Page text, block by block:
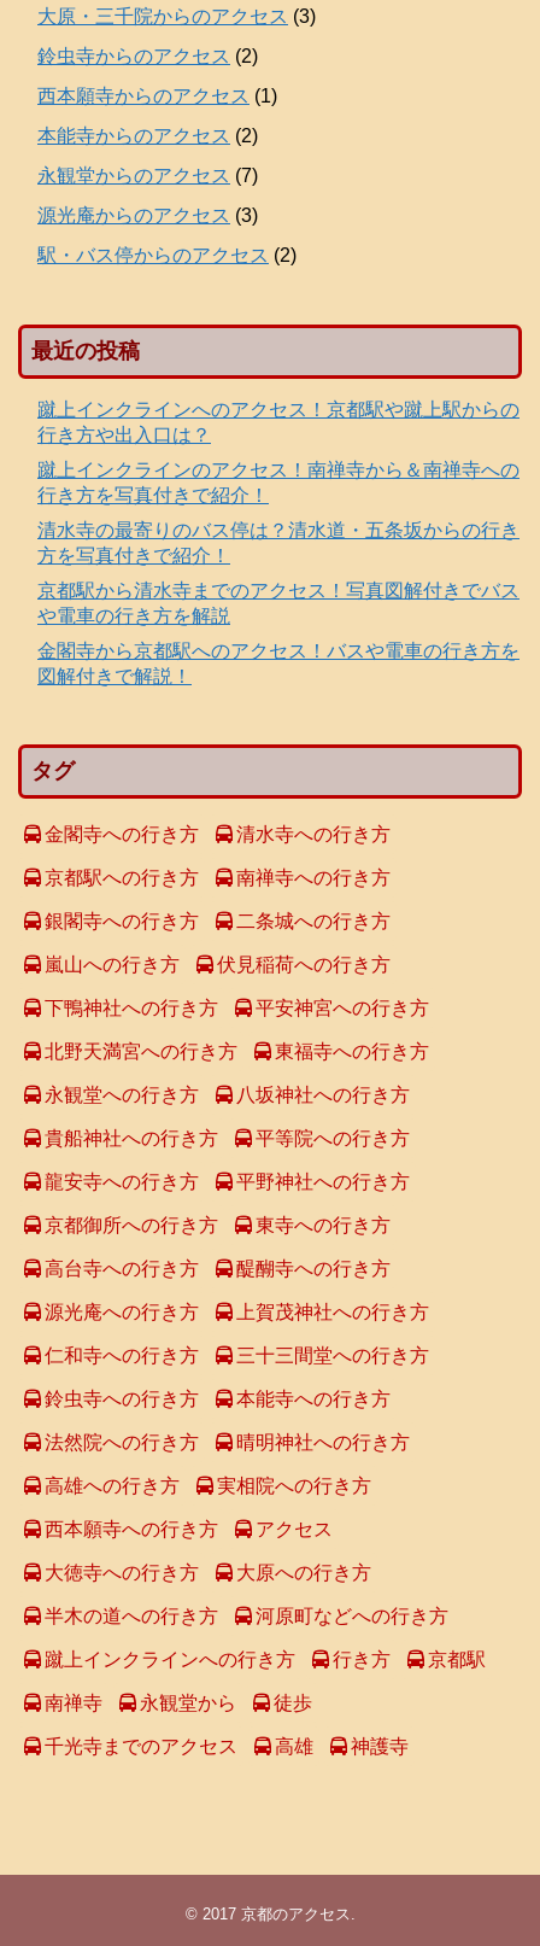
大原・三千院からのアクセス (3)
鈴虫寺からのアクセス (2)
西本願寺からのアクセス (1)
本能寺からのアクセス (2)
永観堂からのアクセス (7)
源光庵からのアクセス (3)
駅・バス停からのアクセス (2)
最近の投稿
蹴上インクラインへのアクセス！京都駅や蹴上駅からの
行き方や出入口は？
蹴上インクラインのアクセス！南禅寺から＆南禅寺への
行き方を写真付きで紹介！
清水寺の最寄りのバス停は？清水道・五条坂からの行き
方を写真付きで紹介！
京都駅から清水寺までのアクセス！写真図解付きでバス
や電車の行き方を解説
金閣寺から京都駅へのアクセス！バスや電車の行き方を
図解付きで解説！
タグ
金閣寺への行き方 清水寺への行き方
京都駅への行き方 南禅寺への行き方
銀閣寺への行き方 二条城への行き方
嵐山への行き方 伏見稲荷への行き方
下鴨神社への行き方 平安神宮への行き方
北野天満宮への行き方 東福寺への行き方
永観堂への行き方 八坂神社への行き方
貴船神社への行き方 平等院への行き方
龍安寺への行き方 平野神社への行き方
京都御所への行き方 東寺への行き方
高台寺への行き方 醍醐寺への行き方
源光庵への行き方 上賀茂神社への行き方
仁和寺への行き方 三十三間堂への行き方
鈴虫寺への行き方 本能寺への行き方
法然院への行き方 晴明神社への行き方
高雄への行き方 実相院への行き方
西本願寺への行き方 アクセス
大徳寺への行き方 大原への行き方
半木の道への行き方 河原町などへの行き方
蹴上インクラインへの行き方 行き方 京都駅
南禅寺 永観堂から 徒歩
千光寺までのアクセス 高雄 神護寺
© 2017 京都のアクセス.